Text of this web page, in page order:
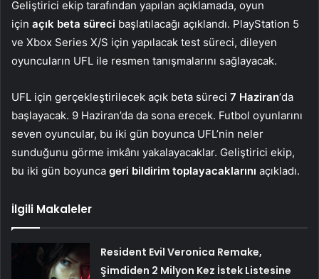
Geliştirici ekip tarafından yapılan açıklamada, oyun
için açık beta süreci başlatılacağı açıklandı. PlayStation 5
ve Xbox Series X/S için yapılacak test süreci, dileyen
oyuncuların UFL ile resmen tanışmalarını sağlayacak.
UFL için gerçekleştirilecek açık beta süreci 7 Haziran‘da
başlayacak. 9 Haziran’da da sona erecek. Futbol oyunlarını
seven oyuncular, bu iki gün boyunca UFL’nin neler
sunduğunu görme imkânı yakalayacaklar. Geliştirici ekip,
bu iki gün boyunca geri bildirim toplayacaklarını açıkladı.
İlgili Makaleler
Resident Evil Veronica Remake,
Şimdiden 2 Milyon Kez İstek Listesine